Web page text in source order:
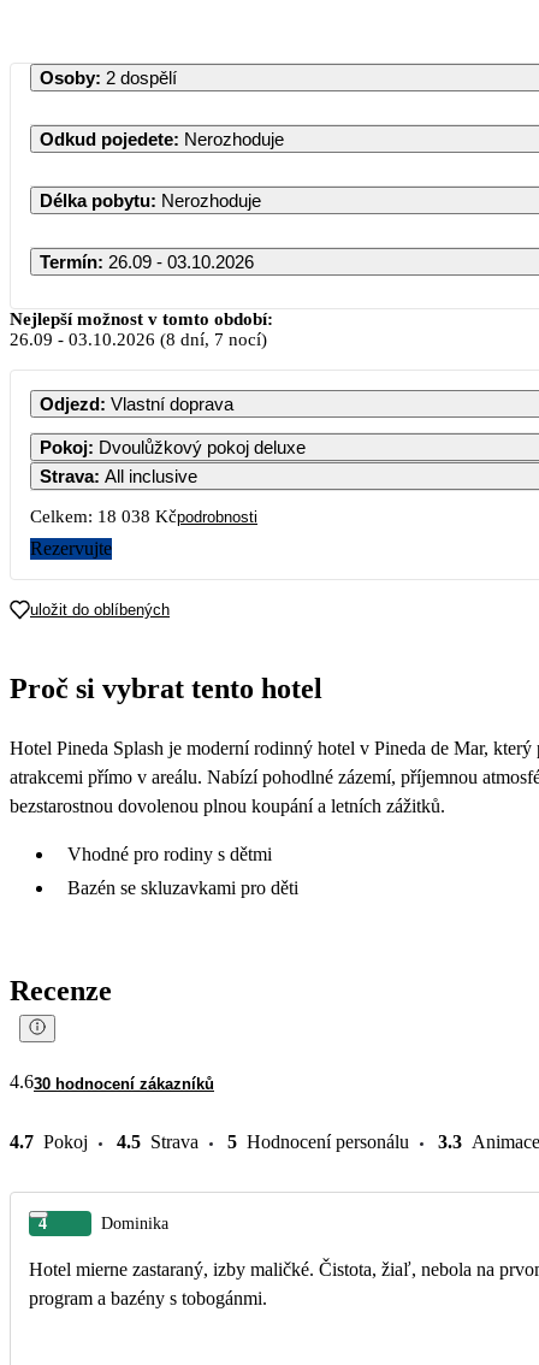
Osoby: 2 dospělí
Odkud pojedete: Nerozhoduje
Délka pobytu: Nerozhoduje
Termín: 26.09 - 03.10.2026
PO ÚT
1
7 8
Nejlepší možnost v tomto období:
26.09 - 03.10.2026 (8 dní, 7 nocí)
Odjezd: Vlastní doprava
Pokoj: Dvoulůžkový pokoj deluxe
Strava: All inclusive
Celkem: 18 038 Kčpodrobnosti
Rezervujte
uložit do oblíbených
Proč si vybrat tento hotel
Hotel Pineda Splash je moderní rodinný hotel v Pineda de Mar,
atrakcemi přímo v areálu. Nabízí pohodlné zázemí, příjemnou
bezstarostnou dovolenou plnou koupání a letních zážitků.
Vhodné pro rodiny s dětmi
Bazén se skluzavkami pro děti
Recenze
4.630 hodnocení zákazníků
4.7 Pokoj 4.5 Strava 5 Hodnocení personálu 3.3 Animace
4 Dominika
Hotel mierne zastaraný, izby maličké. Čistota, žiaľ, nebola na
program a bazény s tobogánmi.